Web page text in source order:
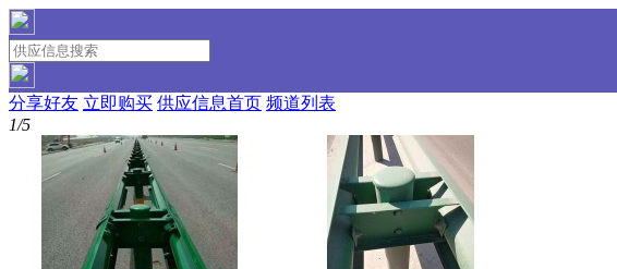
分享好友 立即购买 供应信息首页 频道列表
1/5